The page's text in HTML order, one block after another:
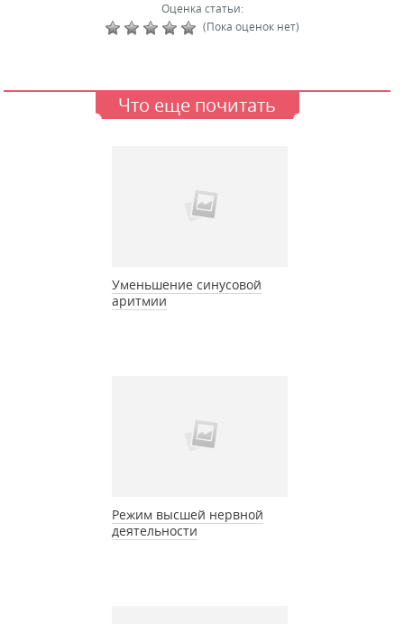
Оценка статьи:
(Пока оценок нет)
Что еще почитать
Уменьшение синусовой
аритмии
Режим высшей нервной
деятельности